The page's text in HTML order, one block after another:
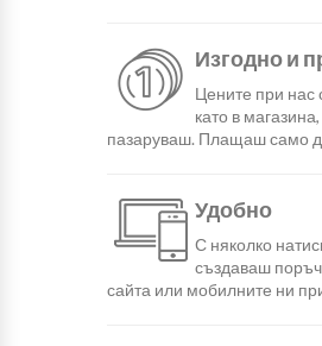
Изгодно и
Цените при нас
като в
пазаруваш. Плащаш само
Удобно
С няколко
създаваш
сайта или мобилните ни